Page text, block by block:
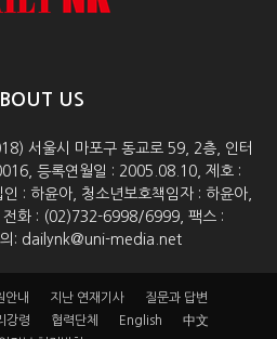
US
서울시 마포구 동교로 59, 2층, 인터
등록연월일 : 2005.08.10, 제호 :
: 하윤아, 청소년보호책임자 : 하윤아,
전화 : (02)732-6998/6999, 팩스 :
: dailynk@uni-media.net
안내 지난 연재기사
질문과 답변
강령 협력단체 English
中文